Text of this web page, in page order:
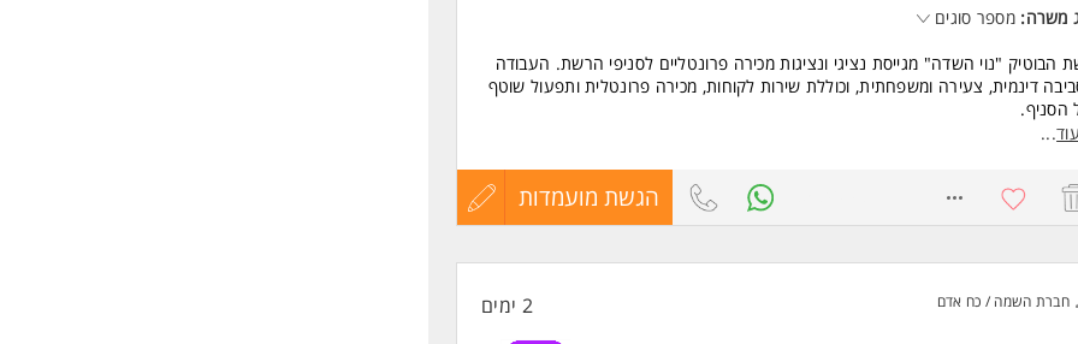
משרה: מספר סוגים
הבוטיק "נוי השדה" מגייסת נציגי ונציגות מכירה פרונטליים לסניפי הרשת. העבודה
דינמית, צעירה ומשפחתית, וכוללת שירות לקוחות, מכירה פרונטלית ותפעול שוטף
הסניף.
והטבות:
ותגמול: שכר שעתי גבוה + בונוסים מתגמלים על עמידה ביעדים.
משמרות גמישות (בקרים/ערבים) - מתאים בול לסטודנטים/ות.
קידום: תנאים סוציאליים מלאים ואפשרויות פיתוח ברשת
שירות גבוהה ויחסי אנוש מצוינים
עוד...
הגשת מועמדות
עדכון
חברת השמה / כח אדם 2 ימים